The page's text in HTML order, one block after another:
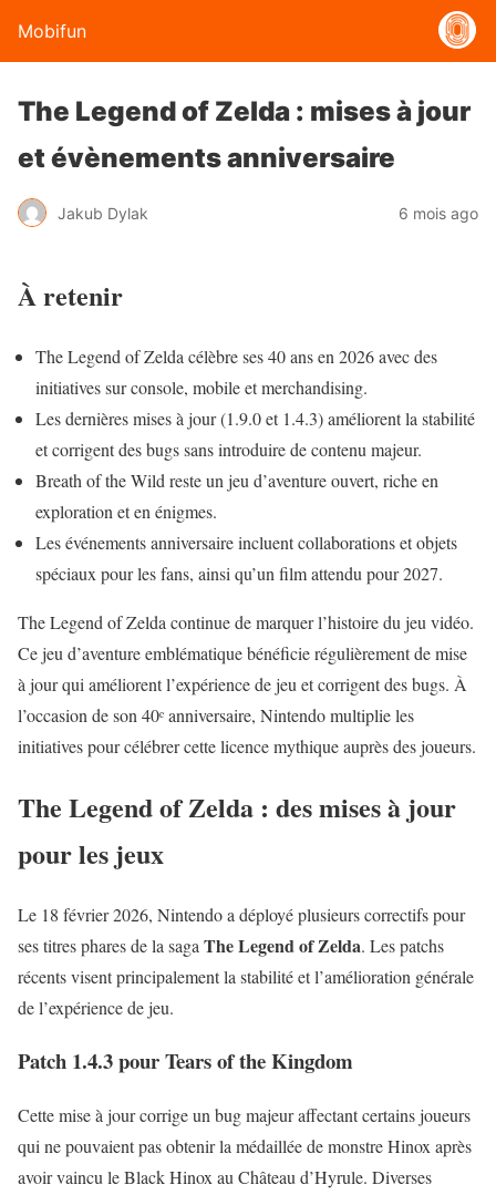
Mobifun
The Legend of Zelda : mises à jour
et évènements anniversaire
Jakub Dylak 6 mois ago
À retenir
The Legend of Zelda célèbre ses 40 ans en 2026 avec des
initiatives sur console, mobile et merchandising.
Les dernières mises à jour (1.9.0 et 1.4.3) améliorent la stabilité
et corrigent des bugs sans introduire de contenu majeur.
Breath of the Wild reste un jeu d’aventure ouvert, riche en
exploration et en énigmes.
Les événements anniversaire incluent collaborations et objets
spéciaux pour les fans, ainsi qu’un film attendu pour 2027.
The Legend of Zelda continue de marquer l’histoire du jeu vidéo.
Ce jeu d’aventure emblématique bénéficie régulièrement de mise
à jour qui améliorent l’expérience de jeu et corrigent des bugs. À
l’occasion de son 40ᵉ anniversaire, Nintendo multiplie les
initiatives pour célébrer cette licence mythique auprès des joueurs.
The Legend of Zelda : des mises à jour
pour les jeux
Le 18 février 2026, Nintendo a déployé plusieurs correctifs pour
ses titres phares de la saga The Legend of Zelda. Les patchs
récents visent principalement la stabilité et l’amélioration générale
de l’expérience de jeu.
Patch 1.4.3 pour Tears of the Kingdom
Cette mise à jour corrige un bug majeur affectant certains joueurs
qui ne pouvaient pas obtenir la médaillée de monstre Hinox après
avoir vaincu le Black Hinox au Château d’Hyrule. Diverses